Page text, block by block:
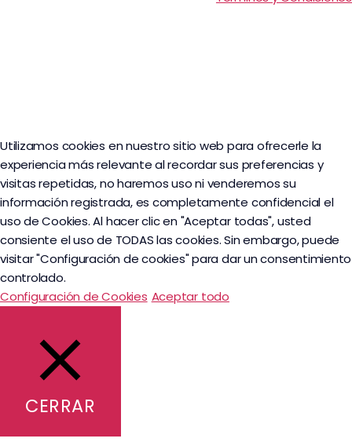
Utilizamos cookies en nuestro sitio web para ofrecerle la
experiencia más relevante al recordar sus preferencias y
visitas repetidas, no haremos uso ni venderemos su
información registrada, es completamente confidencial el
uso de Cookies. Al hacer clic en "Aceptar todas", usted
consiente el uso de TODAS las cookies. Sin embargo, puede
visitar "Configuración de cookies" para dar un consentimiento
controlado.
Configuración de Cookies Aceptar todo
CERRAR